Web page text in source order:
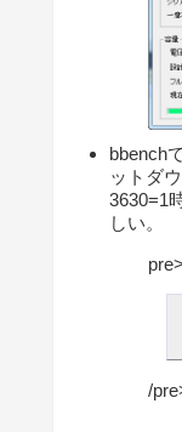
bbench
ットダ
3630=1
しい。
pre>
/